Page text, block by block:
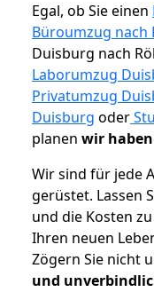
Egal, ob Sie einen
Büroumzug nach
Duisburg nach
Laborumzug
Privatumzug
Duisburg oder
planen wir
Wir sind für jede
gerüstet. Lassen
und die Kosten
Ihren neuen
Zögern Sie nicht
und